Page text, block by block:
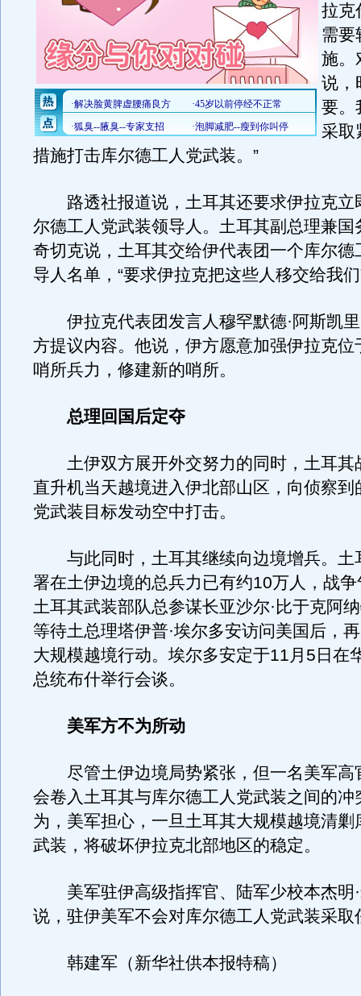
拉克
需要
施。
说，
要。
采取
措施打击库尔德工人党武装。”
路透社报道说，土耳其还要求伊拉克立
尔德工人党武装领导人。土耳其副总理兼国
奇切克说，土耳其交给伊代表团一个库尔德
导人名单，“要求伊拉克把这些人移交给我们
伊拉克代表团发言人穆罕默德·阿斯凯里
方提议内容。他说，伊方愿意加强伊拉克位
哨所兵力，修建新的哨所。
总理回国后定夺
土伊双方展开外交努力的同时，土耳其
直升机当天越境进入伊北部山区，向侦察到
党武装目标发动空中打击。
与此同时，土耳其继续向边境增兵。土
署在土伊边境的总兵力已有约10万人，战
土耳其武装部队总参谋长亚沙尔·比于克阿
等待土总理塔伊普·埃尔多安访问美国后，
大规模越境行动。埃尔多安定于11月5日在
总统布什举行会谈。
美军方不为所动
尽管土伊边境局势紧张，但一名美军高
会卷入土耳其与库尔德工人党武装之间的冲
为，美军担心，一旦土耳其大规模越境清剿
武装，将破坏伊拉克北部地区的稳定。
美军驻伊高级指挥官、陆军少校本杰明
说，驻伊美军不会对库尔德工人党武装采取
韩建军（新华社供本报特稿）